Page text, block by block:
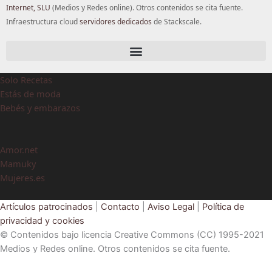
Internet, SLU (Medios y Redes online). Otros contenidos se cita fuente.
Infraestructura cloudservidores dedicados de Stackscale.
Solo Recetas
Estás de moda
Bebés y embarazos
Amor.net
Mamuky
Mujeres.es
Artículos patrocinados Contacto Aviso Legal
Política de
privacidad y cookies
© Contenidos bajo licencia Creative Commons (CC) 1995-2021
Medios y Redes online. Otros contenidos se cita fuente.